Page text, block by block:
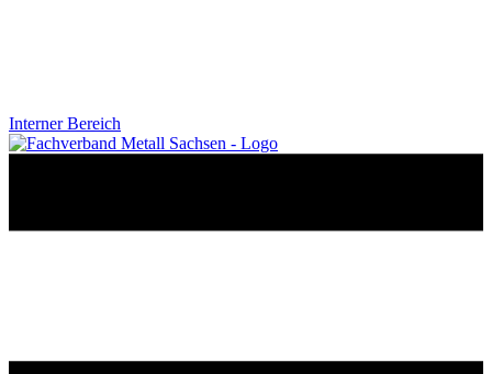
Interner Bereich